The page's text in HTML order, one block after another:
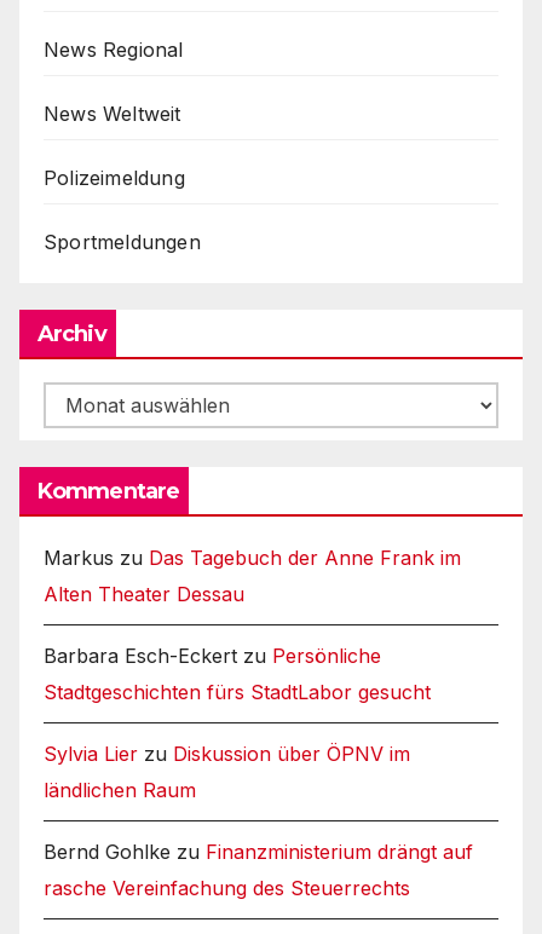
News Regional
News Weltweit
Polizeimeldung
Sportmeldungen
Archiv
Archiv
Kommentare
Markus zu Das Tagebuch der Anne Frank im
Alten Theater Dessau
Barbara Esch-Eckert zu Persönliche
Stadtgeschichten fürs StadtLabor gesucht
Sylvia Lier zu Diskussion über ÖPNV im
ländlichen Raum
Bernd Gohlke zu Finanzministerium drängt auf
rasche Vereinfachung des Steuerrechts